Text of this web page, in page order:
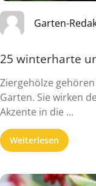
Garten-
25 winterharte
Ziergehölze
Garten. Sie wirken
Akzente in die ...
Weiterlesen